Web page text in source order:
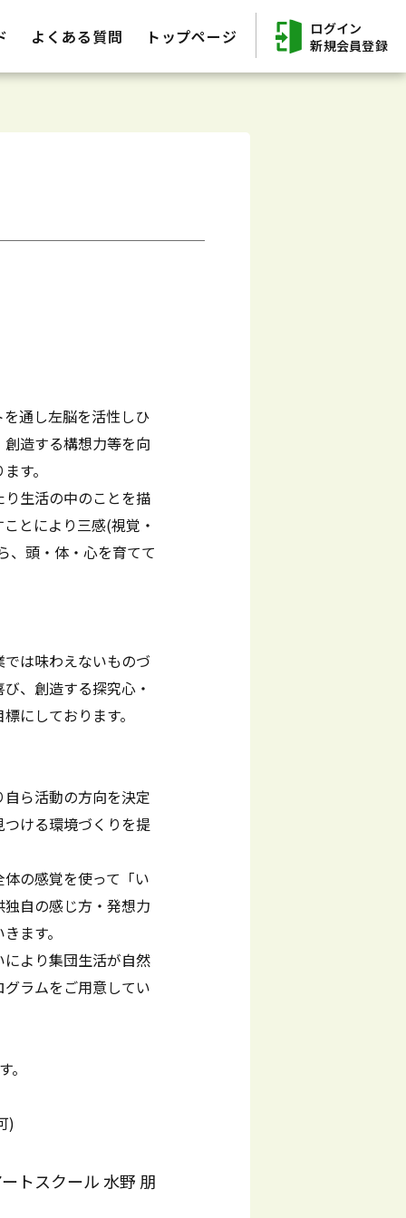
よくある質問 トップページ
ログイン
新規会員登録
通し左脳を活性しひ
造する構想力等を向
す。
生活の中のことを描
とにより三感(視覚・
、頭・体・心を育てて
は味わえないものづ
、創造する探究心・
にしております。
ら活動の方向を決定
ける環境づくりを提
の感覚を使って「い
自の感じ方・発想力
ます。
より集団生活が自然
ラムをご用意してい
)
トスクール 水野 朋